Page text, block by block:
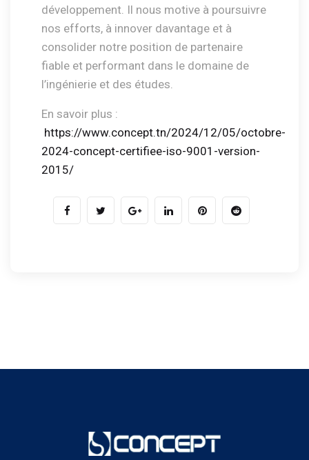
développement. Il nous motive à poursuivre
nos efforts, à innover davantage et à
consolider notre position de partenaire
fiable et performant dans le domaine de
l’ingénierie et des études.
En savoir plus :
https://www.concept.tn/2024/12/05/octobre-
2024-concept-certifiee-iso-9001-version-
2015/